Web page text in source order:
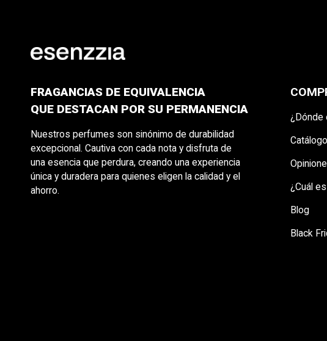
FRAGANCIAS DE EQUIVALENCIA
QUE DESTACAN POR SU PERMANENCIA
Nuestros perfumes son sinónimo de durabilidad
excepcional. Cautiva con cada nota y disfruta de
una esencia que perdura, creando una experiencia
única y duradera para quienes eligen la calidad y el
ahorro.
¿Dónde
Catálogo
¿Cuál
Blog
Black